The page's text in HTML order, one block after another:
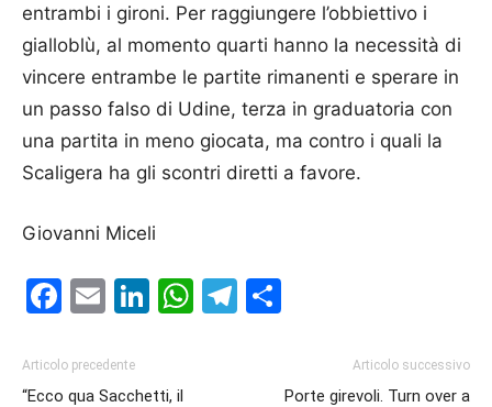
entrambi i gironi. Per raggiungere l’obbiettivo i
gialloblù, al momento quarti hanno la necessità di
vincere entrambe le partite rimanenti e sperare in
un passo falso di Udine, terza in graduatoria con
una partita in meno giocata, ma contro i quali la
Scaligera ha gli scontri diretti a favore.
Giovanni Miceli
Facebook
EmailLinkedIn
WhatsApp
Telegram
Articolo precedente
“Ecco qua Sacchetti, il
Articolo successivo
Porte girevoli. Turn over a